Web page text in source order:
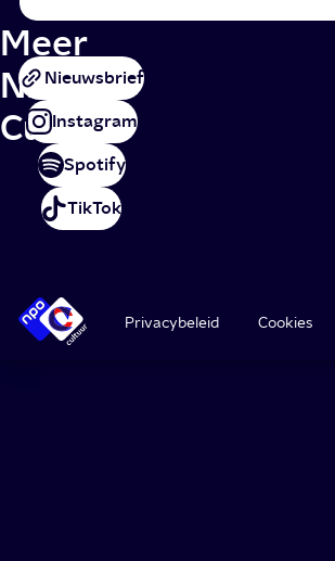
Meer
NPO
Cultuur
Nieuwsbrief
Instagram
Spotify
TikTok
Privacybeleid Cookies